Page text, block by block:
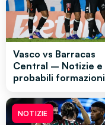
Vasco vs Barracas
Central – Notizie e
probabili formazioni
NOTIZIE